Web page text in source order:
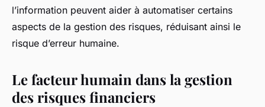
l’information peuvent aider à automatiser certains
aspects de la gestion des risques, réduisant ainsi le
risque d’erreur humaine.
Le facteur humain dans la gestion
des risques financiers